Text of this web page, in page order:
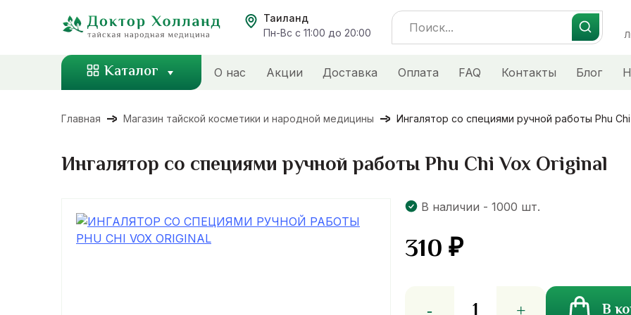
Таиланд
Пн-Вс с 11:00 до 20:00
Search
for:
Каталог О нас Акции Доставка Оплата FAQ Контакты Блог
Главная Магазин тайской косметики и народной медицины Ингалятор со специями ручной работы Phu
Ингалятор со специями ручной работы Phu Chi Vox Original
В наличии - 1000 шт.
310₽
товара
В